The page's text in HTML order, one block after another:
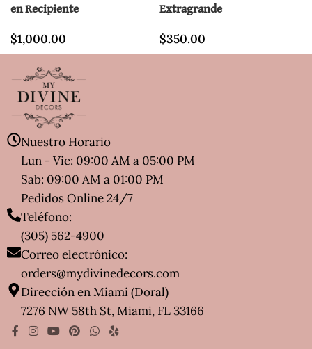
en Recipiente
$1,000.00
Extragrande
$350.00
Nuestro Horario
Lun - Vie: 09:00 AM a 05:00 PM
Sab: 09:00 AM a 01:00 PM
Pedidos Online 24/7
Teléfono:
(305) 562-4900
Correo electrónico:
orders@mydivinedecors.com
Dirección en Miami (Doral)
7276 NW 58th St, Miami, FL 33166